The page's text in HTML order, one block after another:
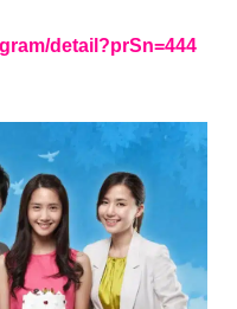
detail?prSn=444